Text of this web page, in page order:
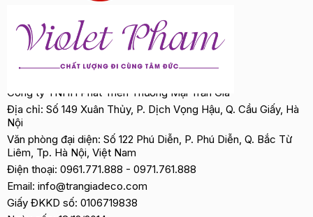
Công ty TNHH Phát Triển Thương Mại Trần Gia
Địa chỉ: Số 149 Xuân Thủy, P. Dịch Vọng Hậu, Q. Cầu Giấy, Hà
Nội
Văn phòng đại diện: Số 122 Phú Diễn, P. Phú Diễn, Q. Bắc Từ
Liêm, Tp. Hà Nội, Việt Nam
Điện thoại: 0961.771.888 - 0971.761.888
Email: info@trangiadeco.com
Giấy ĐKKD số: 0106719838